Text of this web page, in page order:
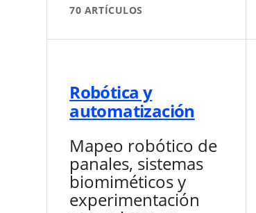
70 ARTÍCULOS
Robótica y
automatización
Mapeo robótico de
panales, sistemas
biomiméticos y
experimentación